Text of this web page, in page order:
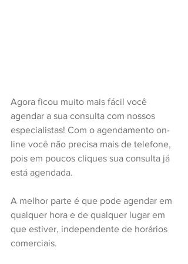
Agora ficou muito mais fácil você
agendar a sua consulta com nossos
especialistas! Com o agendamento on-
line você não precisa mais de telefone,
pois em poucos cliques sua consulta já
está agendada.
A melhor parte é que pode agendar em
qualquer hora e de qualquer lugar em
que estiver, independente de horários
comerciais.